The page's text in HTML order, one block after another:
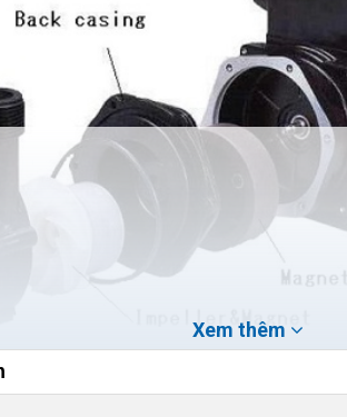
của máy bơm hóa chất tự mồi
Xem thêm